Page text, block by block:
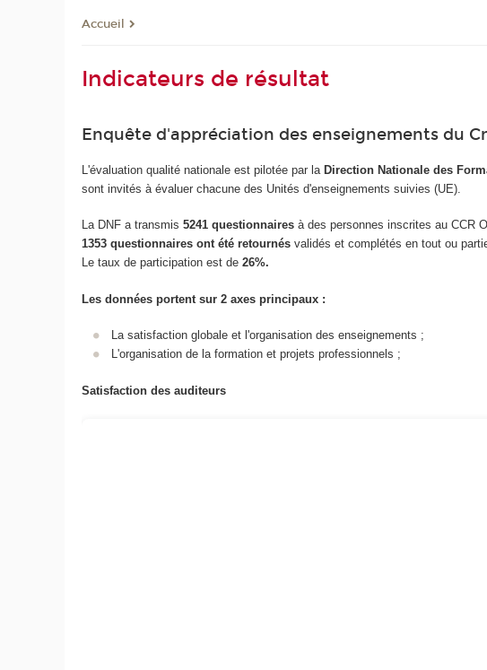
Accueil
Indicateurs de résultat
Enquête d'appréciation des enseignements du
L'évaluation qualité nationale est pilotée par laDirection Nationale des
sont invités à évaluer chacune des Unités d'enseignements suivies (UE).
La DNF a transmis 5241 questionnairesà des personnes inscrites au CCR
1353 questionnaires ont été retournés validés et complétés en tout ou
Le taux de participation est de 26%.
Les données portent sur 2 axes principaux :
La satisfaction globale et l'organisation des enseignements ;
L'organisation de la formation et projets professionnels ;
Satisfaction des auditeurs